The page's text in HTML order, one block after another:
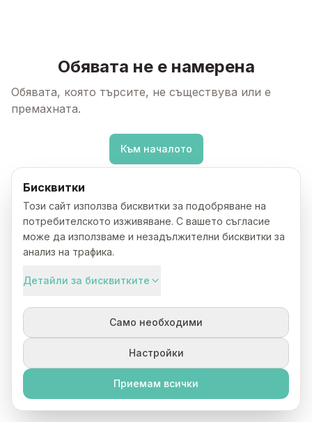
Обявата не е намерена
Обявата, която търсите, не съществува или е
премахната.
Към началото
Бисквитки
Този сайт използва бисквитки за подобряване на
потребителското изживяване. С вашето съгласие
може да използваме и незадължителни бисквитки за
анализ на трафика.
Детайли за бисквитките
Само необходими
Настройки
Приемам всички